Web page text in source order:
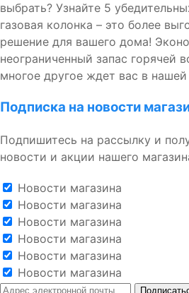
выбрать? Узнайте 5
газовая колонка – это более
решение для вашего дома!
неограниченный запас горячей
многое другое ждет вас в нашей
Подписка на новости
Подпишитесь на рассылку и
новости и акции нашего
Новости магазина
Новости магазина
Новости магазина
Новости магазина
Новости магазина
Новости магазина